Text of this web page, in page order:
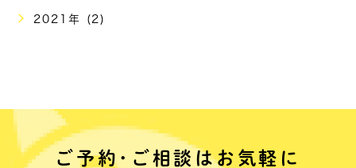
2021年 (2)
ご予約･ご相談はお気軽に